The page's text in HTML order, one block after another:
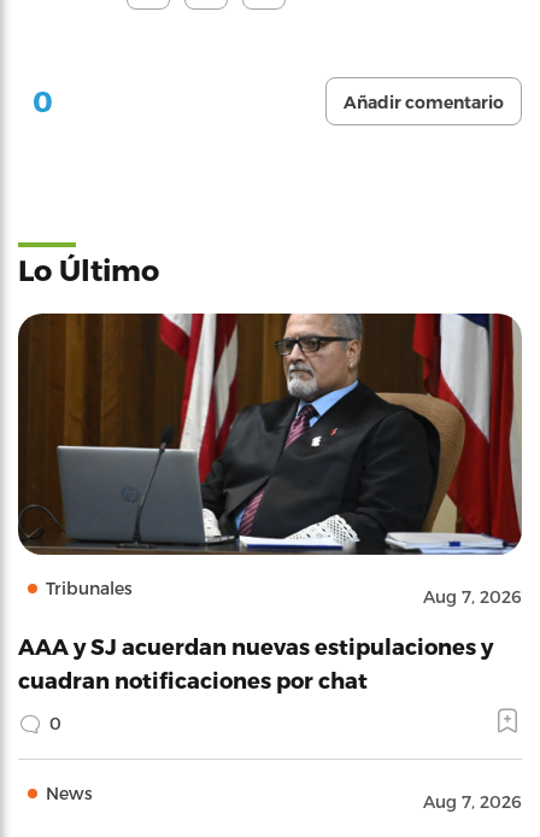
0 Añadir comentario
Lo Último
Tribunales Aug 7, 2026
AAA y SJ acuerdan nuevas estipulaciones y
cuadran notificaciones por chat
0
News Aug 7, 2026